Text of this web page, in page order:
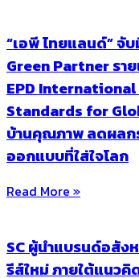
“เอพี ไทยแลนด์” จั
Green Partner รา
EPD
Standards for
บ้านคุณภาพ ลดผล
ออกแบบที่ใส่ใจโลก
Read More »
SC ผู้นำแบรนด์อสัง
รีส์ใหม่ ภายใต้แนว